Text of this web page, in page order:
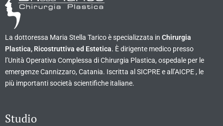
La dottoressa Maria Stella Tarico è specializzata in Chirurgia
Plastica, Ricostruttiva ed Estetica. È dirigente medico presso
l’Unità Operativa Complessa di Chirurgia Plastica, ospedale per le
emergenze Cannizzaro, Catania. Iscritta al SICPRE e all’AICPE , le
più importanti società scientifiche italiane.
Studio